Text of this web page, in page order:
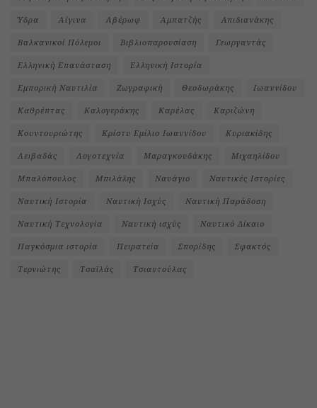
Ύδρα Αίγινα Αβέρωφ Αμπατζής Απιδιανάκης
Βαλκανικοί Πόλεμοι Βιβλιοπαρουσίαση Γεωργαντάς
Ελληνική Επανάσταση Ελληνική Ιστορία
Εμπορική Ναυτιλία Ζωγραφική Θεοδωράκης Ιωαννίδου
Καθρέπτας Καλογεράκης Καρέλας Καριζώνη
Κουντουριώτης Κρίστυ Εμίλιο Ιωαννίδου Κυριακίδης
Λειβαδάς Λογοτεχνία Μαραγκουδάκης Μιχαηλίδου
Μπαλόπουλος Μπιλάλης Ναυάγιο Ναυτικές Ιστορίες
Ναυτική Ιστορία Ναυτική Ισχύς Ναυτική Παράδοση
Ναυτική Τεχνολογία Ναυτική ισχύς Ναυτικό Δίκαιο
Παγκόσμια ιστορία Πειρατεία Σπορίδης Σφακτός
Τερνιώτης Τσαϊλάς Τσιαντούλας